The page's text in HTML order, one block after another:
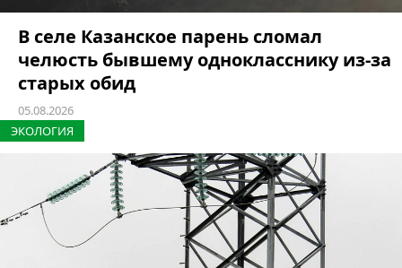
В селе Казанское парень сломал
челюсть бывшему однокласснику из-за
старых обид
05.08.2026
ЭКОЛОГИЯ